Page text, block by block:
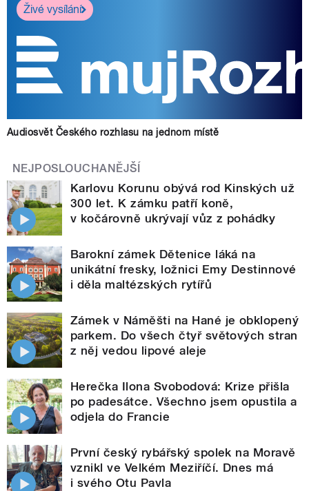
Živé vysílání
Audiosvět Českého rozhlasu na jednom místě
NEJPOSLOUCHANĚJŠÍ
Karlovu Korunu obývá rod Kinských už
300 let. K zámku patří koně,
v kočárovně ukrývají vůz z pohádky
Barokní zámek Dětenice láká na
unikátní fresky, ložnici Emy Destinnové
i děla maltézských rytířů
Zámek v Náměšti na Hané je obklopený
parkem. Do všech čtyř světových stran
z něj vedou lipové aleje
Herečka Ilona Svobodová: Krize přišla
po padesátce. Všechno jsem opustila a
odjela do Francie
První český rybářský spolek na Moravě
vznikl ve Velkém Meziříčí. Dnes má
i svého Otu Pavla